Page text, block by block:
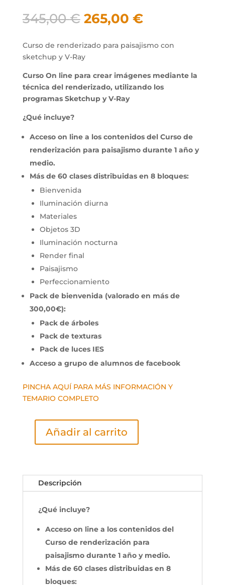
345,00€ El
precio
original
era:
345,00 €.
265,00 €El
actual
es:
Curso de renderizado para paisajismo con
sketchup y V-Ray
Curso On line para crear imágenes mediante la
técnica del renderizado, utilizando los
programas Sketchup y V-Ray
¿Qué incluye?
Acceso on line a los contenidos del Curso de
renderización para paisajismo durante 1 año y
medio.
Más de 60 clases distribuidas en 8 bloques:
Bienvenida
Iluminación diurna
Materiales
Objetos 3D
Iluminación nocturna
Render final
Paisajismo
Perfeccionamiento
Pack de bienvenida (valorado en más de
300,00€):
Pack de árboles
Pack de texturas
Pack de luces IES
Acceso a grupo de alumnos de facebook
PINCHA AQUÍ PARA MÁS INFORMACIÓN Y
TEMARIO COMPLETO
paisajismo
Sketchup
cantidad
Añadir al carrito
Descripción
¿Qué incluye?
Acceso on line a los contenidos del
Curso de renderización para
paisajismo durante 1 año y medio.
Más de 60 clases distribuidas en 8
bloques: